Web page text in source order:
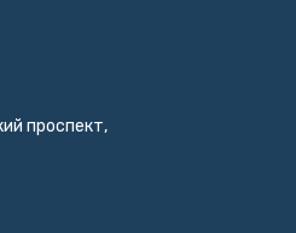
проспект,